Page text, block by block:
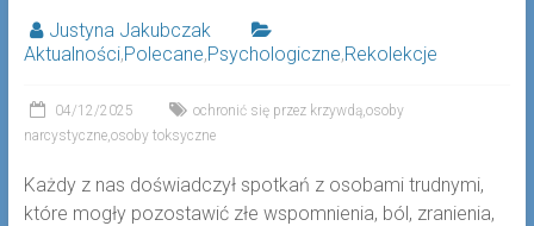
Justyna Jakubczak
Aktualności,Polecane,Psychologiczne,Rekolekcje
04/12/2025 ochronić się przez krzywdą, osoby
narcystyczne, osoby toksyczne
Każdy z nas doświadczył spotkań z osobami trudnymi,
które mogły pozostawić złe wspomnienia, ból, zranienia,